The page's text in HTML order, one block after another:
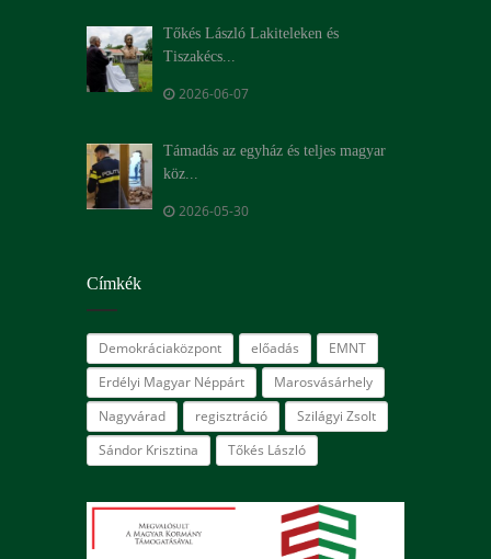
Tőkés László Lakiteleken és
Tiszakécs...
2026-06-07
Támadás az egyház és teljes magyar
köz...
2026-05-30
Címkék
Demokráciaközpont előadás
EMNT
Erdélyi Magyar Néppárt
Marosvásárhely
Nagyvárad
regisztráció
Szilágyi Zsolt
Sándor Krisztina
Tőkés László